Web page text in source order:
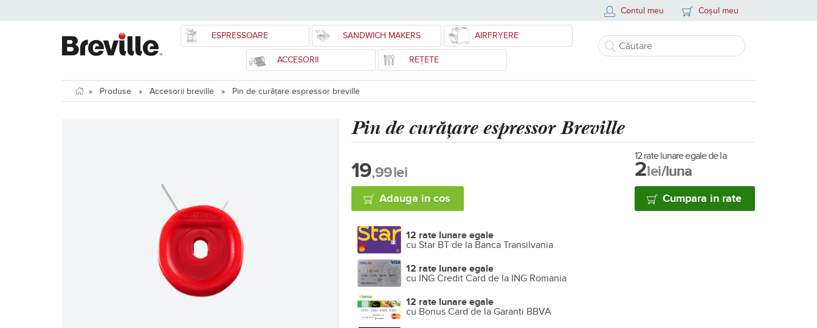
Contul meu Coșul meu
ESPRESSOARE SANDWICH MAKERS AIRFRYERE
ACCESORII REȚETE
» Produse » Accesorii breville » Pin de curățare espressor breville
Pin de curățare espressor Breville
19,99lei
Adauga in cos
12 rate lunare egale de la
2lei/luna
Cumpara in rate
12 rate lunare egale
cu Star BT de la Banca Transilvania
12 rate lunare egale
cu ING Credit Card de la ING Romania
12 rate lunare egale
cu Bonus Card de la Garanti BBVA